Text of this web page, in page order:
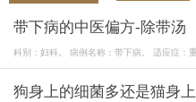
带下病的中医偏方-除带汤
科别：妇科。 病例名称：带下病。 适应症：
狗身上的细菌多还是猫身